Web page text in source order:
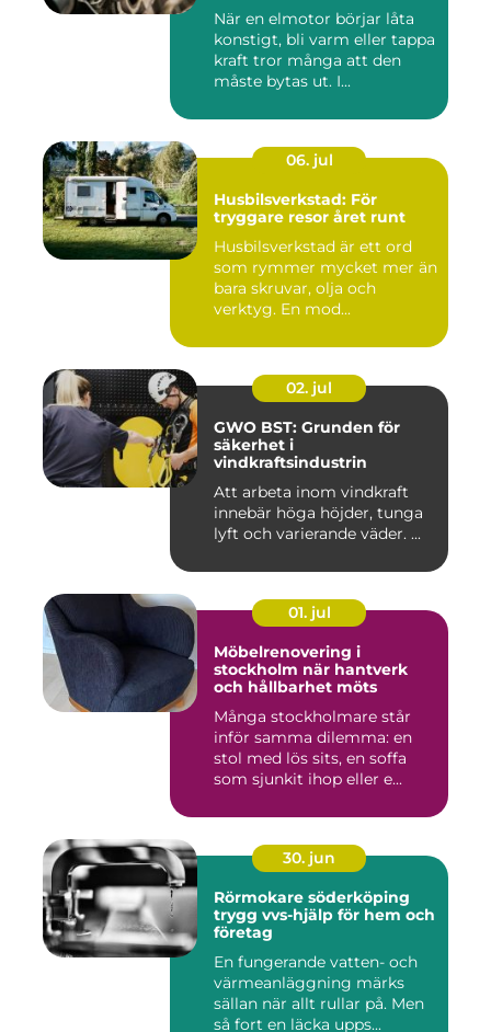
När en elmotor börjar låta
konstigt, bli varm eller tappa
kraft tror många att den
måste bytas ut. I...
06. jul
Husbilsverkstad: För
tryggare resor året runt
Husbilsverkstad är ett ord
som rymmer mycket mer än
bara skruvar, olja och
verktyg. En mod...
02. jul
GWO BST: Grunden för
säkerhet i
vindkraftsindustrin
Att arbeta inom vindkraft
innebär höga höjder, tunga
lyft och varierande väder. ...
01. jul
Möbelrenovering i
stockholm när hantverk
och hållbarhet möts
Många stockholmare står
inför samma dilemma: en
stol med lös sits, en soffa
som sjunkit ihop eller e...
30. jun
Rörmokare söderköping
trygg vvs-hjälp för hem och
företag
En fungerande vatten- och
värmeanläggning märks
sällan när allt rullar på. Men
så fort en läcka upps...